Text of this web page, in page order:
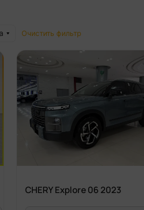
Очистить фильтр
CHERY Explore 06 2023